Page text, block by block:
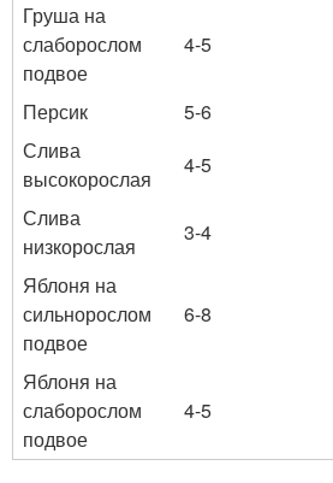
Груша на
слаборослом
подвое
4-5
Персик 5-6
Слива
высокорослая
4-5
Слива
низкорослая
3-4
Яблоня на
сильнорослом
подвое
6-8
Яблоня на
слаборослом
подвое
4-5